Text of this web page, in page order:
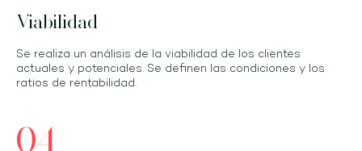
Viabilidad
Se realiza un análisis de la viabilidad de los clientes
actuales y potenciales. Se definen las condiciones y los
ratios de rentabilidad.
04